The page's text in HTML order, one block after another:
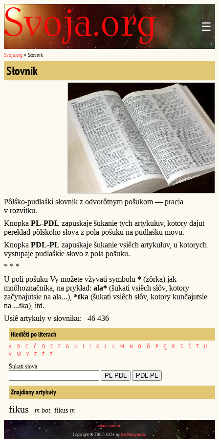
☰
Svoja.org » Słovnik
Słovnik
Pôlśko-pudlaśki słovnik z odvorôtnym pošukom — pracia
v rozvitku.
Knopka PL-PDL zapuskaje šukanie tych artykułuv, kotory dajut
perekład pôlśkoho słova z pola pošuku na pudlaśku movu.
Knopka PDL-PL zapuskaje šukanie vsiêch artykułuv, u kotorych
vystupaje pudlaśkie słovo z pola pošuku.
* * *
U poli pošuku Vy možete vžyvati symbolu * (zôrka) jak
mnôhoznačnika, na prykład: ala* (šukati vsiêch słôv, kotory
začynajutsie na ala...), *tka (šukati vsiêch słôv, kotory kunčajutsie
na ...tka), itd.
Usiê artykuły v słovniku: 46 436
Hlediêti po literach
A B C Ć D E F G H I J K L Ł M N O Ó P Q R S Ś T
U
V
W Y Z Ź Ż
Šukati słova
Znajdiany artykuły
fikus m bot. fíkus m
vhoru storônki
Copyright © 2007-2026 byJan Maksymiuk